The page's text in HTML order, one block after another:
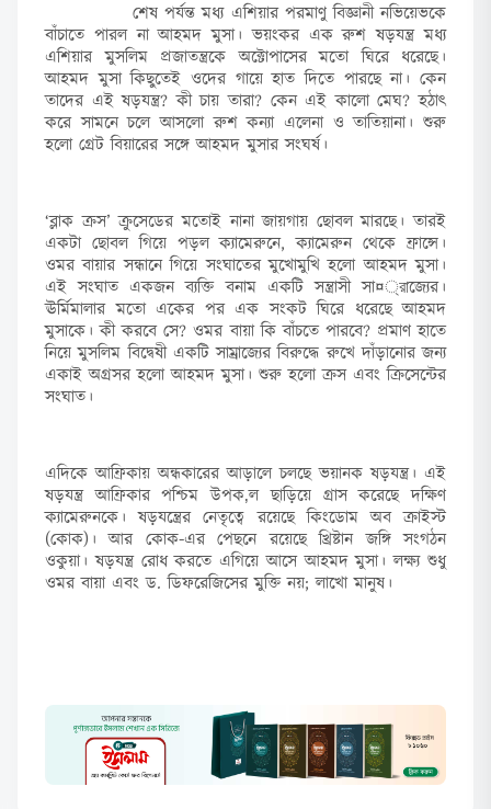
শেষ পর্যন্ত মধ্য এশিয়ার পরমাণু বিজ্ঞানী নভিয়েভকে
বাঁচাতে পারল না আহমদ মুসা। ভয়ংকর এক রুশ ষড়যন্ত্র মধ্য
এশিয়ার মুসলিম প্রজাতন্ত্রকে অক্টোপাসের মতো ঘিরে ধরেছে।
আহমদ মুসা কিছুতেই ওদের গায়ে হাত দিতে পারছে না। কেন
তাদের এই ষড়যন্ত্র? কী চায় তারা? কেন এই কালো মেঘ? হঠাৎ
করে সামনে চলে আসলো রুশ কন্যা এলেনা ও তাতিয়ানা। শুরু
হলো গ্রেট বিয়ারের সঙ্গে আহমদ মুসার সংঘর্ষ।
‘ব্লাক ক্রস’ ক্রুসেডের মতোই নানা জায়গায় ছোবল মারছে। তারই
একটা ছোবল গিয়ে পড়ল ক্যামেরুনে, ক্যামেরুন থেকে ফ্রান্সে।
ওমর বায়ার সন্ধানে গিয়ে সংঘাতের মুখোমুখি হলো আহমদ মুসা।
এই সংঘাত একজন ব্যক্তি বনাম একটি সন্ত্রাসী সা¤্রাজ্যের।
ঊর্মিমালার মতো একের পর এক সংকট ঘিরে ধরেছে আহমদ
মুসাকে। কী করবে সে? ওমর বায়া কি বাঁচতে পারবে? প্রমাণ হাতে
নিয়ে মুসলিম বিদ্বেষী একটি সাম্রাজ্যের বিরুদ্ধে রুখে দাঁড়ানোর জন্য
একাই অগ্রসর হলো আহমদ মুসা। শুরু হলো ক্রস এবং ক্রিসেন্টের
সংঘাত।
এদিকে আফ্রিকায় অন্ধকারের আড়ালে চলছে ভয়ানক ষড়যন্ত্র। এই
ষড়যন্ত্র আফ্রিকার পশ্চিম উপক‚ল ছাড়িয়ে গ্রাস করেছে দক্ষিণ
ক্যামেরুনকে। ষড়যন্ত্রের নেতৃত্বে রয়েছে কিংডোম অব ক্রাইস্ট
(কোক)। আর কোক-এর পেছনে রয়েছে খ্রিষ্টান জঙ্গি সংগঠন
ওকুয়া। ষড়যন্ত্র রোধ করতে এগিয়ে আসে আহমদ মুসা। লক্ষ্য শুধু
ওমর বায়া এবং ড. ডিফরেজিসের মুক্তি নয়; লাখো মানুষ।